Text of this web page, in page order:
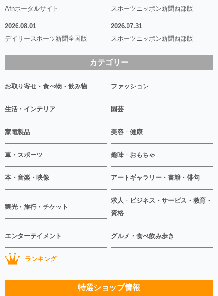
Afnポータルサイト
スポーツニッポン新聞西部版
2026.08.01
デイリースポーツ新聞全国版
2026.07.31
スポーツニッポン新聞西部版
カテゴリー
お取り寄せ・食べ物・飲み物 ファッション
生活・インテリア 園芸
家電製品 美容・健康
車・スポーツ 趣味・おもちゃ
本・音楽・映像 アートギャラリー・書籍・俳句
観光・旅行・チケット
求人・ビジネス・サービス・教育・
資格
エンターテイメント グルメ・食べ飲み歩き
ランキング
特選ショップ情報